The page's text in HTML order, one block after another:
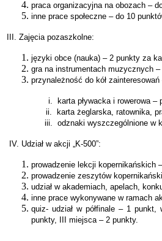
praca organizacyjna na obozach –
inne prace społeczne – do 10
III. Zajęcia pozaszkolne:
języki obce (nauka) – 2 punkty za
gra na instrumentach muzycznych
przynależność do kół
i.
karta pływacka i rowerowa –
ii.
karta żeglarska, ratownika,
iii. odznaki wyszczególnione w
IV. Udział w akcji „K-500”:
prowadzenie lekcji kopernikańskich
prowadzenie zeszytów
udział w akademiach, apelach,
inne prace wykonywane w ramach
quiz- udział w półfinale – 1
punkty, III miejsca – 2 punkty.